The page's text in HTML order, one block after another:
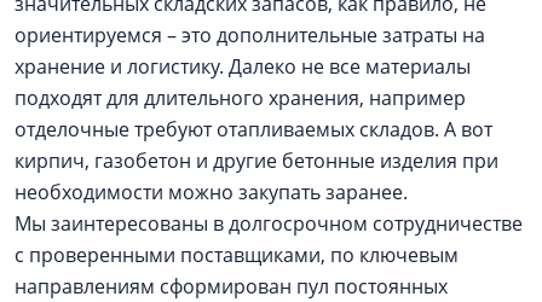
ориентируемся – это дополнительные затраты на
хранение и логистику. Далеко не все материалы
подходят для длительного хранения, например
отделочные требуют отапливаемых складов. А вот
кирпич, газобетон и другие бетонные изделия при
необходимости можно закупать заранее.
Мы заинтересованы в долгосрочном сотрудничестве
с проверенными поставщиками, по ключевым
направлениям сформирован пул постоянных